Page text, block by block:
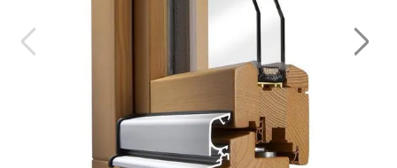
Sonnenschutz